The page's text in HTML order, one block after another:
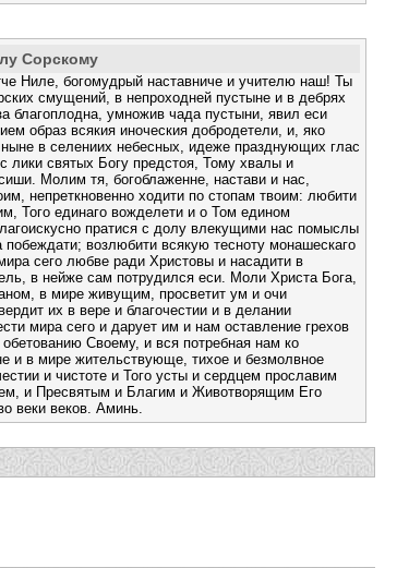
Сорскому
Ниле, богомудрый наставниче и учителю наш! Ты
смущений, в непроходней пустыне и в дебрях
благоплодна, умножив чада пустыни, явил еси
образ всякия иноческия добродетели, и, яко
в селениих небесных, идеже празднующих глас
лики святых Богу предстоя, Тому хвалы и
Молим тя, богоблаженне, настави и нас,
непреткновенно ходити по стопам твоим: любити
Того единаго вожделети и о Том едином
пратися с долу влекущими нас помыслы
побеждати; возлюбити всякую тесноту монашескаго
сего любве ради Христовы и насадити в
в нейже сам потрудился еси. Моли Христа Бога,
в мире живущим, просветит ум и очи
их в вере и благочестии и в делании
мира сего и дарует им и нам оставление грехов
Своему, и вся потребная нам ко
и в мире жительствующе, тихое и безмолвное
и чистоте и Того усты и сердцем прославим
и Пресвятым и Благим и Животворящим Его
веки веков. Аминь.